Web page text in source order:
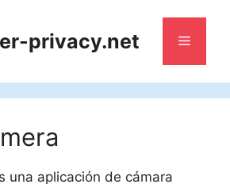
privacy.net Menú
una aplicación de cámara